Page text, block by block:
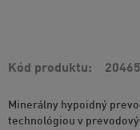
Kód produktu 20465
Minerálny hypoidný
technológiou v